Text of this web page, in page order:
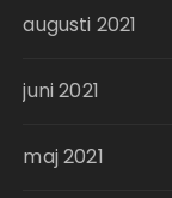
augusti 2021
juni 2021
maj 2021